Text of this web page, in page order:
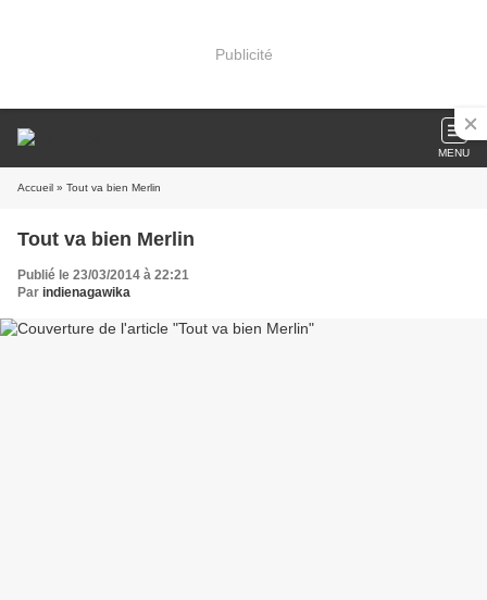
Publicité
MENU
Accueil » Tout va bien Merlin
Tout va bien Merlin
Publié le 23/03/2014 à 22:21
Par indienagawika